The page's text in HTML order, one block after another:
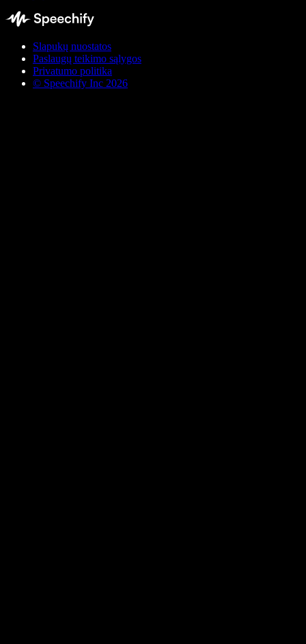
Slapukų nuostatos
Paslaugų teikimo sąlygos
Privatumo politika
© Speechify Inc 2026